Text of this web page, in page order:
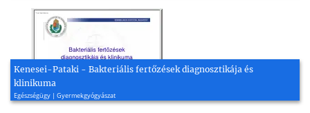
Kenesei-Pataki - Bakteriális fertőzések diagnosztikája és
klinikuma
Egészségügy | Gyermekgyógyászat